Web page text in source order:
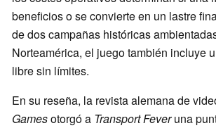
beneficios o se convierte en un lastre
de dos campañas históricas
Norteamérica, el juego también incluye
libre sin límites.
En su reseña, la revista alemana de
Gamesotorgó a Transport Feveruna